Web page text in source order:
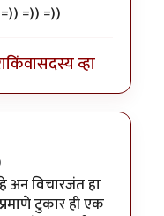
=)) =))
किंवासदस्य व्हा
अन विचारजंत हा
टुकार ही एक